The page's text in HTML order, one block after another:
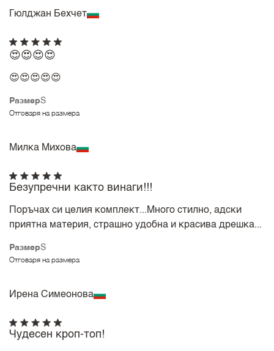
Гюлджан Бехчет
РазмерS
Отговаря на размера
😍😍😍😍
😍😍😍😍😍
Милка Михова
РазмерS
Отговаря на размера
Безупречни както винаги!!!
Поръчах си целия комплект...Много стилно, адски
приятна материя, страшно удобна и красива дрешка...
Ирена Симеонова
Чудесен кроп-топ!